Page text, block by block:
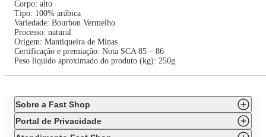
Corpo: alto
Tipo: 100% arábica
Variedade: Bourbon Vermelho
Processo: natural
Origem: Mantiqueira de Minas
Certificação e premiação: Nota SCA 85 – 86
Peso líquido aproximado do produto (kg): 250g
Sobre a Fast Shop
Portal de Privacidade